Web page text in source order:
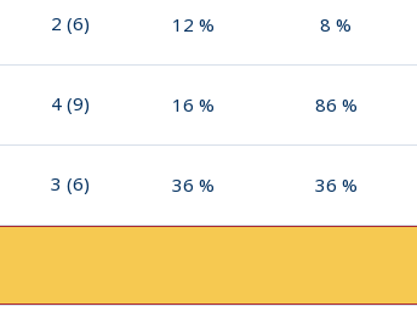
2 (6) 12 % 8 %
4 (9) 16 % 86 %
3 (6) 36 % 36 %